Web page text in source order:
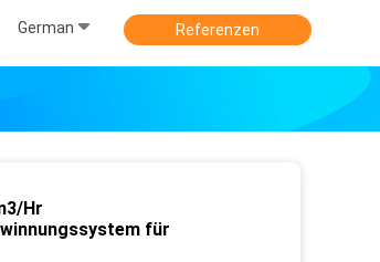
German Referenzen
Hr
für